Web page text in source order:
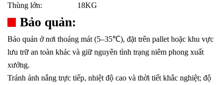
Thùng lớn: 18KG
Bảo quản:
Bảo quản ở nơi thoáng mát (5–35℃), đặt trên pallet hoặc khu vực
lưu trữ an toàn khác và giữ nguyên tình trạng niêm phong xuất
xưởng.
Tránh ánh nắng trực tiếp, nhiệt độ cao và thời tiết khắc nghiệt; độ